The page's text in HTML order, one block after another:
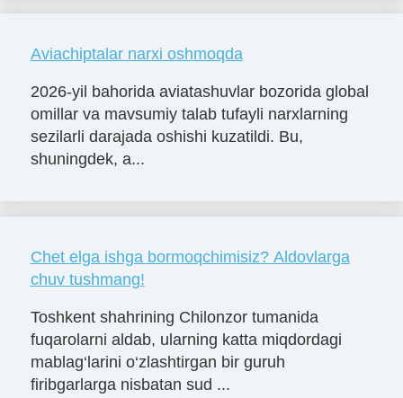
Aviachiptalar narxi oshmoqda
2026-yil bahorida aviatashuvlar bozorida global
omillar va mavsumiy talab tufayli narxlarning
sezilarli darajada oshishi kuzatildi. Bu,
shuningdek, a...
Chet elga ishga bormoqchimisiz? Aldovlarga
chuv tushmang!
Toshkent shahrining Chilonzor tumanida
fuqarolarni aldab, ularning katta miqdordagi
mablag‘larini o‘zlashtirgan bir guruh
firibgarlarga nisbatan sud ...